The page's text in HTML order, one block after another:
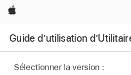
Apple
Guide d’utilisation
Sélectionner la version :